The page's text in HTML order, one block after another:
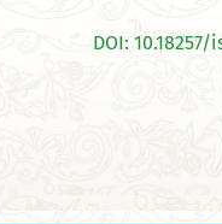
DOI: 10.18257/